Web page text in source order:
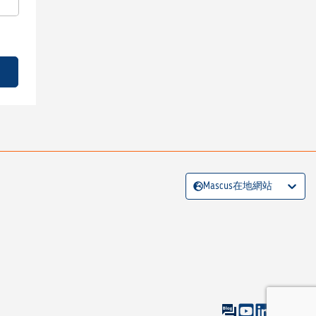
Mascus在地網站